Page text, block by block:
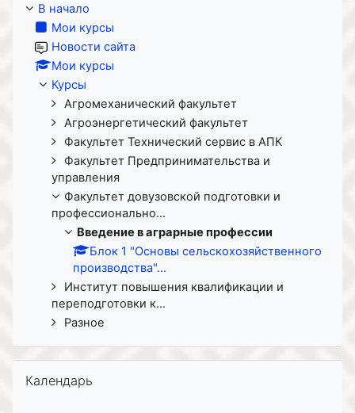
В начало
Мои курсы
Новости сайта
Мои курсы
Курсы
Агромеханический факультет
Агроэнергетический факультет
Факультет Технический сервис в АПК
Факультет Предпринимательства и
управления
Факультет довузовской подготовки и
профессионально...
Введение в аграрные профессии
Блок 1 "Основы сельскохозяйственного
производства"...
Институт повышения квалификации и
переподготовки к...
Разное
Календарь